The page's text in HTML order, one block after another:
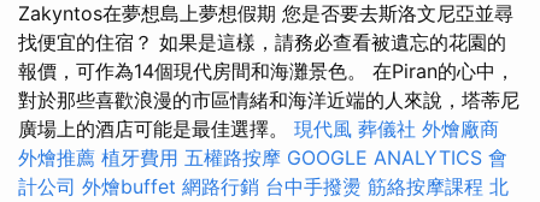
Zakyntos在夢想島上夢想假期 您是否要去斯洛文尼亞並尋
找便宜的住宿？ 如果是這樣，請務必查看被遺忘的花園的
報價，可作為14個現代房間和海灘景色。 在Piran的心中，
對於那些喜歡浪漫的市區情緒和海洋近端的人來說，塔蒂尼
廣場上的酒店可能是最佳選擇。 現代風 葬儀社 外燴廠商
外燴推薦 植牙費用 五權路按摩 GOOGLE ANALYTICS 會
計公司 外燴buffet 網路行銷 台中手撥燙 筋絡按摩課程 北